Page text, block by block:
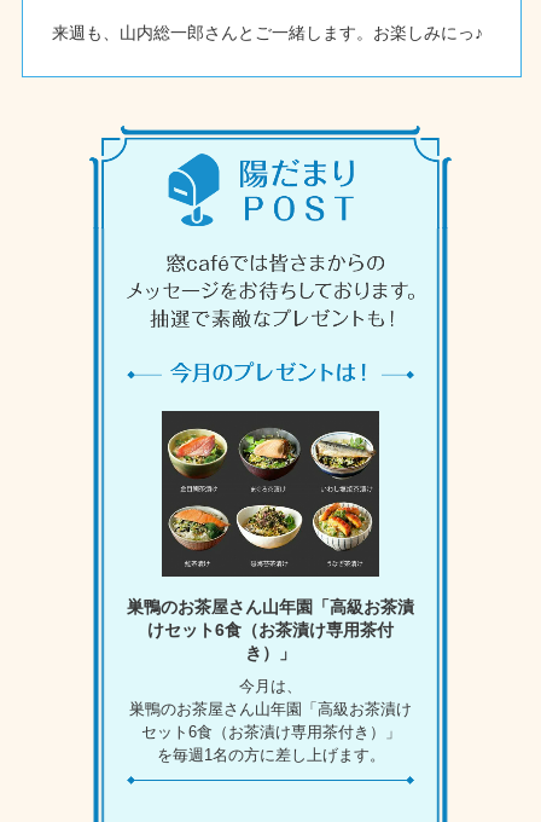
来週も、山内総一郎さんとご一緒します。お楽しみにっ♪
巣鴨のお茶屋さん山年園「高級お茶漬
けセット6食（お茶漬け専用茶付
き）」
今月は、
巣鴨のお茶屋さん山年園「高級お茶漬け
セット6食（お茶漬け専用茶付き）」
を毎週1名の方に差し上げます。